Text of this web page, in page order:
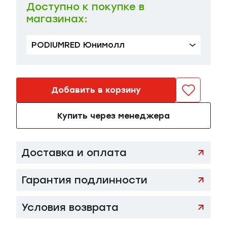
Доступно к покупке в
магазинах:
PODIUMRED Юнимолл
Добавить в корзину
Купить через менеджера
Доставка и оплата
Гарантия подлинности
Условия возврата